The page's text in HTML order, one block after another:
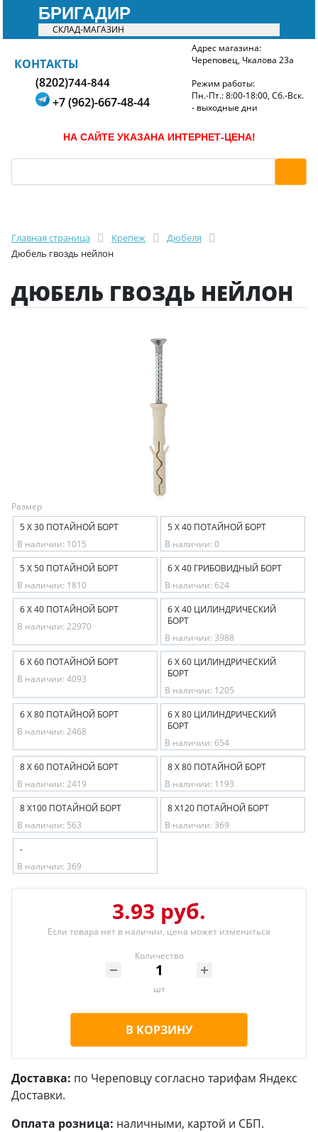
БРИГАДИР
СКЛАД-МАГАЗИН
БРИГАДИР
КОНТАКТЫ
(8202)744-844
+7 (962)-667-48-44
Адрес магазина:
Череповец, Чкалова 23а
Режим работы:
Пн.-Пт.: 8:00-18:00, Сб.-Вск.
- выходные дни
НА САЙТЕ УКАЗАНА ИНТЕРНЕТ-ЦЕНА!
Главная страница Крепеж
Дюбеля
Дюбель гвоздь нейлон
ДЮБЕЛЬ ГВОЗДЬ НЕЙЛОН
Размер
5 Х 30 ПОТАЙНОЙ БОРТ
В наличии: 1015
5 Х 40 ПОТАЙНОЙ БОРТ
В наличии: 0
5 Х 50 ПОТАЙНОЙ БОРТ
В наличии: 1810
6 Х 40 ГРИБОВИДНЫЙ БОРТ
В наличии: 624
6 Х 40 ПОТАЙНОЙ БОРТ
В наличии: 22970
6 Х 40 ЦИЛИНДРИЧЕСКИЙ
БОРТ
В наличии: 3988
6 Х 60 ПОТАЙНОЙ БОРТ
В наличии: 4093
6 Х 60 ЦИЛИНДРИЧЕСКИЙ
БОРТ
В наличии: 1205
6 Х 80 ПОТАЙНОЙ БОРТ
В наличии: 2468
6 Х 80 ЦИЛИНДРИЧЕСКИЙ
БОРТ
В наличии: 654
8 Х 60 ПОТАЙНОЙ БОРТ
В наличии: 2419
8 Х 80 ПОТАЙНОЙ БОРТ
В наличии: 1193
8 Х100 ПОТАЙНОЙ БОРТ
В наличии: 563
8 Х120 ПОТАЙНОЙ БОРТ
В наличии: 369
-
В наличии: 369
3.93 руб.
Если товара нет в наличии, цена может измениться
Количество
шт
В КОРЗИНУ
Доставка: по Череповцу согласно тарифам Яндекс
Доставки.
Оплата розница: наличными, картой и СБП.